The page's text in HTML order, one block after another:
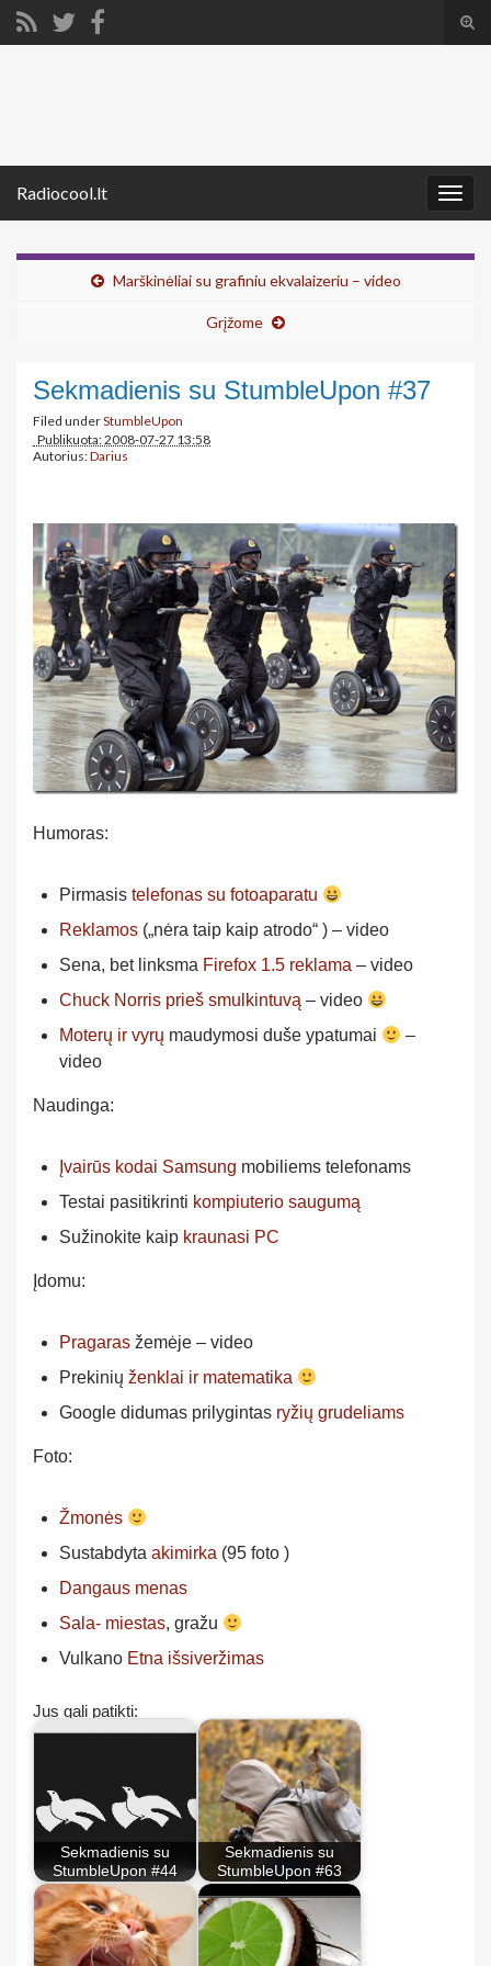
Radiocool.lt
Marškinėliai su grafiniu ekvalaizeriu – video
Grįžome
Sekmadienis su StumbleUpon #37
Filed underStumbleUpon
Publikuota: 2008-07-27 13:58
Autorius:Darius
Humoras:
Pirmasis telefonas su fotoaparatu
Reklamos („nėra taip kaip atrodo“ ) – video
Sena, bet linksma Firefox 1.5 reklama – video
Chuck Norris prieš smulkintuvą – video
Moterų ir vyrų maudymosi duše ypatumai
–
video
Naudinga:
Įvairūs kodai Samsung mobiliems telefonams
Testai pasitikrinti kompiuterio saugumą
Sužinokite kaip kraunasi PC
Įdomu:
Pragaras žemėje – video
Prekinių ženklai ir matematika
Google didumas prilygintas ryžių grudeliams
Foto:
Žmonės
Sustabdyta akimirka (95 foto )
Dangaus menas
Sala- miestas, gražu
Vulkano Etna išsiveržimas
Jus gali patikti:
Sekmadienis su
StumbleUpon #44
Sekmadienis su
StumbleUpon #63